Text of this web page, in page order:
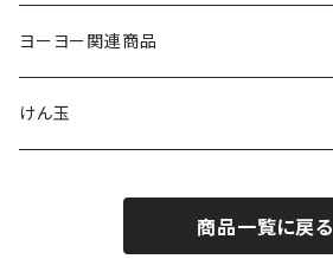
ジャパンテクノロジー
サムシング
ヨーヨー関連商品
ストリング
けん玉
商品一覧に戻る